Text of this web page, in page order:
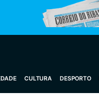
CULTURA DESPORTO